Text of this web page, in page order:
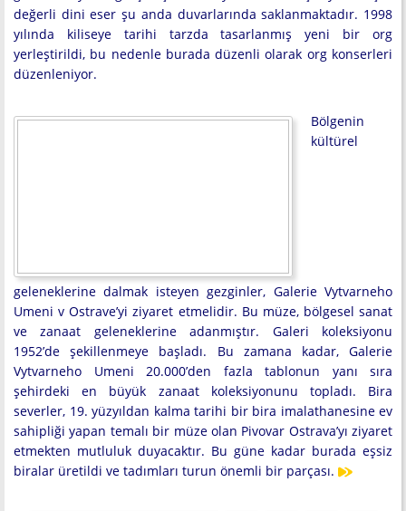
değerli dini eser şu anda duvarlarında saklanmaktadır. 1998
yılında kiliseye tarihi tarzda tasarlanmış yeni bir org
yerleştirildi, bu nedenle burada düzenli olarak org konserleri
düzenleniyor.
Bölgenin
kültürel
geleneklerine dalmak isteyen gezginler, Galerie Vytvarneho
Umeni v Ostrave’yi ziyaret etmelidir. Bu müze, bölgesel sanat
ve zanaat geleneklerine adanmıştır. Galeri koleksiyonu
1952’de şekillenmeye başladı. Bu zamana kadar, Galerie
Vytvarneho Umeni 20.000’den fazla tablonun yanı sıra
şehirdeki en büyük zanaat koleksiyonunu topladı. Bira
severler, 19. yüzyıldan kalma tarihi bir bira imalathanesine ev
sahipliği yapan temalı bir müze olan Pivovar Ostrava’yı ziyaret
etmekten mutluluk duyacaktır. Bu güne kadar burada eşsiz
biralar üretildi ve tadımları turun önemli bir parçası.